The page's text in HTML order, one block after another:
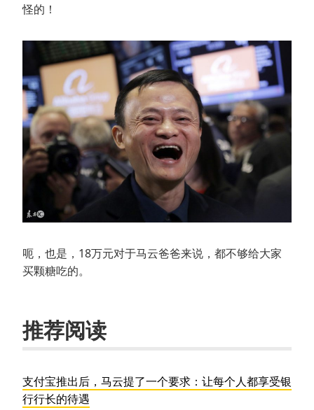
怪的！
呃，也是，18万元对于马云爸爸来说，都不够给大家
买颗糖吃的。
推荐阅读
支付宝推出后，马云提了一个要求：让每个人都享受银
行行长的待遇